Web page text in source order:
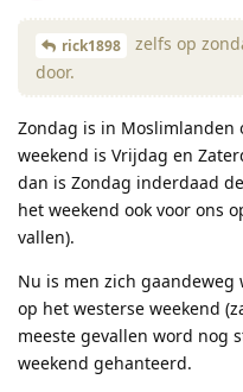
rick1898
zelfs op
door.
Zondag is in Moslimlanden
weekend is Vrijdag en
dan is Zondag inderdaad
het weekend ook voor ons
vallen).
Nu is men zich gaandeweg
op het westerse weekend
meeste gevallen word nog
weekend gehanteerd.